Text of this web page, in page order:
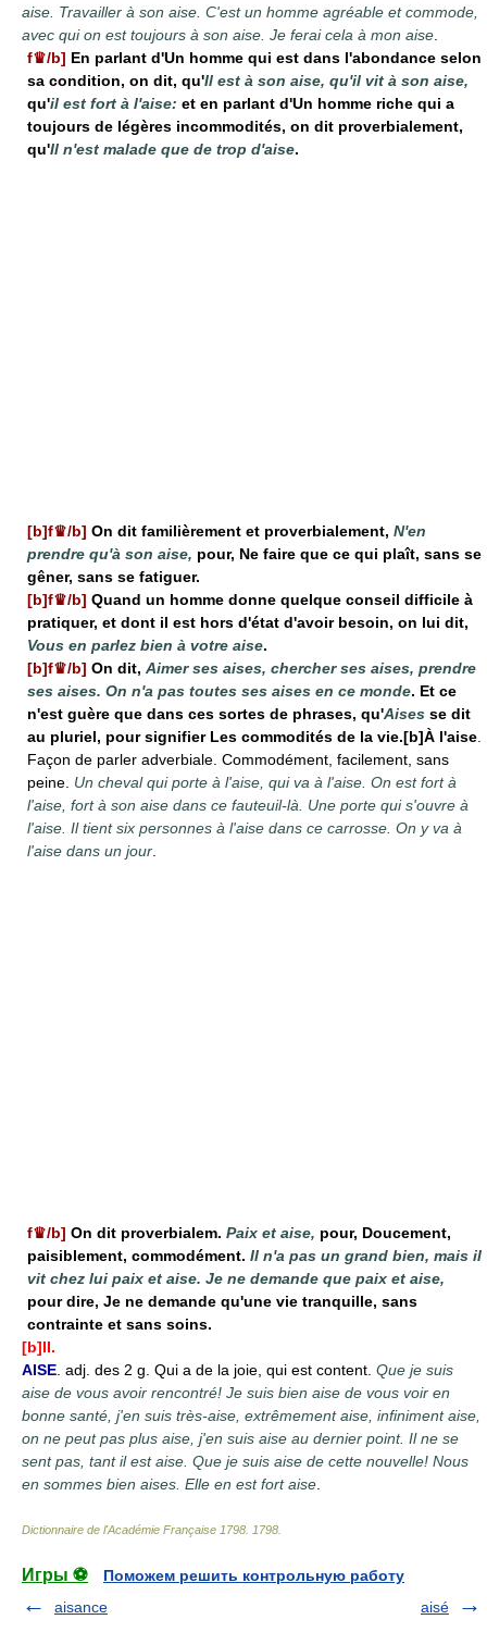
aise. Travailler à son aise. C'est un homme agréable et commode,
avec qui on est toujours à son aise. Je ferai cela à mon aise
f♛/b] En parlant d'Un homme qui est dans l'abondance selon
sa condition, on dit, qu'Il est à son aise, qu'il vit à son aise,
qu'il est fort à l'aise: et en parlant d'Un homme riche qui a
toujours de légères incommodités, on dit proverbialement,
qu'Il n'est malade que de trop d'aise.
[b]f♛/b] On dit familièrement et proverbialement, N'en
prendre qu'à son aise, pour, Ne faire que ce qui plaît, sans se
gêner, sans se fatiguer.
[b]f♛/b] Quand un homme donne quelque conseil difficile à
pratiquer, et dont il est hors d'état d'avoir besoin, on lui dit,
Vous en parlez bien à votre aise.
[b]f♛/b] On dit, Aimer ses aises, chercher ses aises, prendre
ses aises. On n'a pas toutes ses aises en ce monde. Et ce
n'est guère que dans ces sortes de phrases, qu'Aises se dit
au pluriel, pour signifier Les commodités de la vie.[b]À l'aise
Façon de parler adverbiale. Commodément, facilement, sans
peine. Un cheval qui porte à l'aise, qui va à l'aise. On est fort à
l'aise, fort à son aise dans ce fauteuil-là. Une porte qui s'ouvre à
l'aise. Il tient six personnes à l'aise dans ce carrosse. On y va à
l'aise dans un jour
f♛/b] On dit proverbialem. Paix et aise, pour, Doucement,
paisiblement, commodément. Il n'a pas un grand bien, mais il
vit chez lui paix et aise. Je ne demande que paix et aise,
pour dire, Je ne demande qu'une vie tranquille, sans
contrainte et sans soins.
[b]II.
AISE . adj. des 2 g. Qui a de la joie, qui est content. Que je suis
aise de vous avoir rencontré! Je suis bien aise de vous voir en
bonne santé, j'en suis très-aise, extrêmement aise, infiniment aise,
on ne peut pas plus aise, j'en suis aise au dernier point. Il ne se
sent pas, tant il est aise. Que je suis aise de cette nouvelle! Nous
en sommes bien aises. Elle en est fort aise
Dictionnaire de l'Académie Française 1798 1798
Игры ⚽
Поможем решить контрольную работу
aisance
aisé